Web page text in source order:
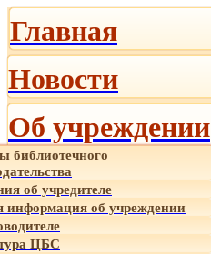
Главная
Новости
Об учреждении
библиотечного
об учредителе
об учреждении
ЦБС